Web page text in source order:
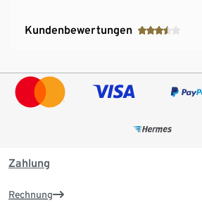
Kundenbewertungen
Zahlung
Rechnung